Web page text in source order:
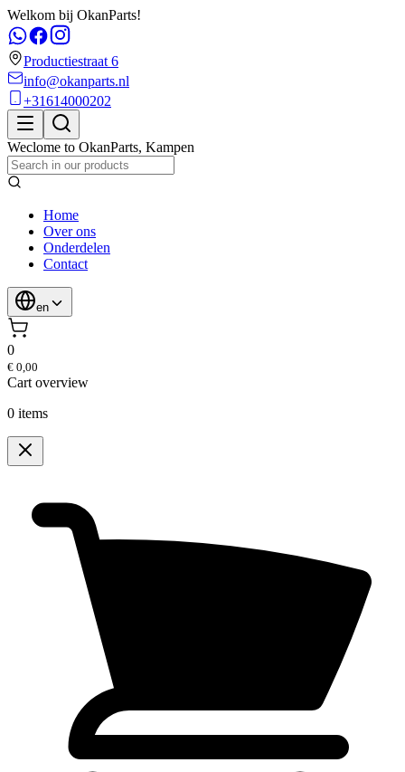
Welkom bij OkanParts!
Productiestraat 6
info@okanparts.nl
+31614000202
Weclome to OkanParts, Kampen
Home
Over ons
Onderdelen
Contact
en
0
€ 0,00
Cart overview
0 items